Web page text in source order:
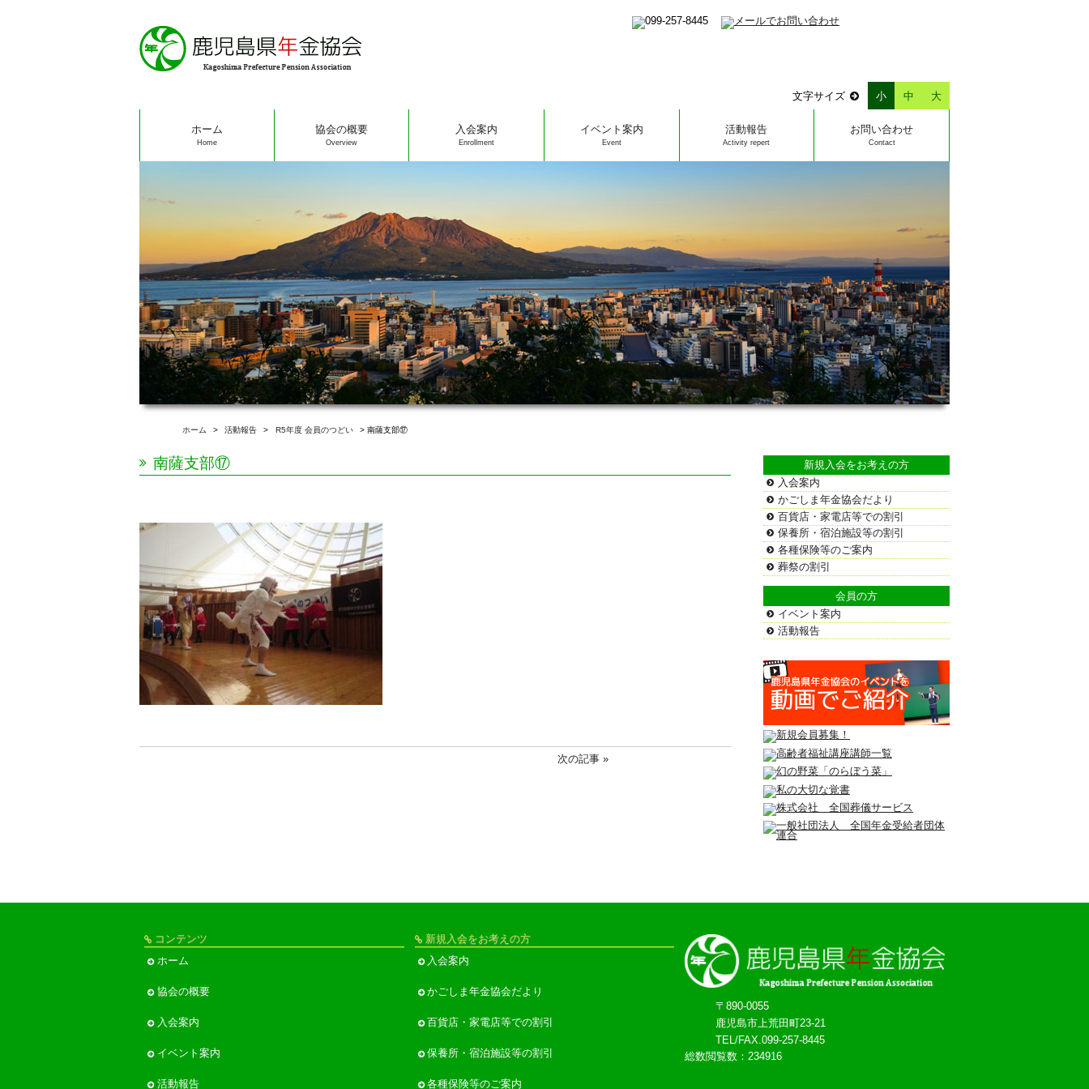
文字サイズ 小 中 大
ホーム
Home
協会の概要
Overview
入会案内
Enrollment
イベント案内
Event
活動報告
Activity repert
お問い合わせ
Contact
ホーム > 活動報告 > R5年度 会員のつどい > 南薩支部⑰
南薩支部⑰
次の記事 »
新規入会をお考えの方
入会案内
かごしま年金協会だより
百貨店・家電店等での割引
保養所・宿泊施設等の割引
各種保険等のご案内
葬祭の割引
会員の方
イベント案内
活動報告
コンテンツ
ホーム
協会の概要
入会案内
イベント案内
活動報告
新規入会をお考えの方
入会案内
かごしま年金協会だより
百貨店・家電店等での割引
保養所・宿泊施設等の割引
各種保険等のご案内
〒890-0055
鹿児島市上荒田町23-21
TEL/FAX.099-257-8445
総数閲覧数： 234916